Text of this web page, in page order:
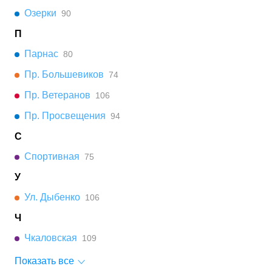
Озерки 90
П
Парнас 80
Пр. Большевиков 74
Пр. Ветеранов 106
Пр. Просвещения 94
С
Спортивная 75
У
Ул. Дыбенко 106
Ч
Чкаловская
109
Показать все